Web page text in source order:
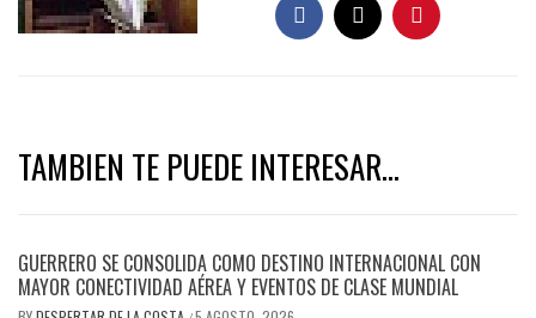
TAMBIEN TE PUEDE INTERESAR...
GUERRERO SE CONSOLIDA COMO DESTINO INTERNACIONAL CON
MAYOR CONECTIVIDAD AÉREA Y EVENTOS DE CLASE MUNDIAL